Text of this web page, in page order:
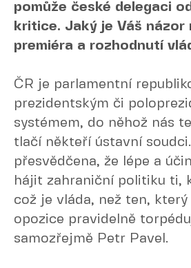
pomůže české delegaci
kritice. Jaký je Váš názor
premiéra a rozhodnutí
ČR je parlamentní
prezidentským či
systémem, do něhož nás
tlačí někteří ústavní
přesvědčena, že lépe a
hájit zahraniční politiku ti,
což je vláda, než ten,
opozice pravidelně
samozřejmě Petr Pavel.